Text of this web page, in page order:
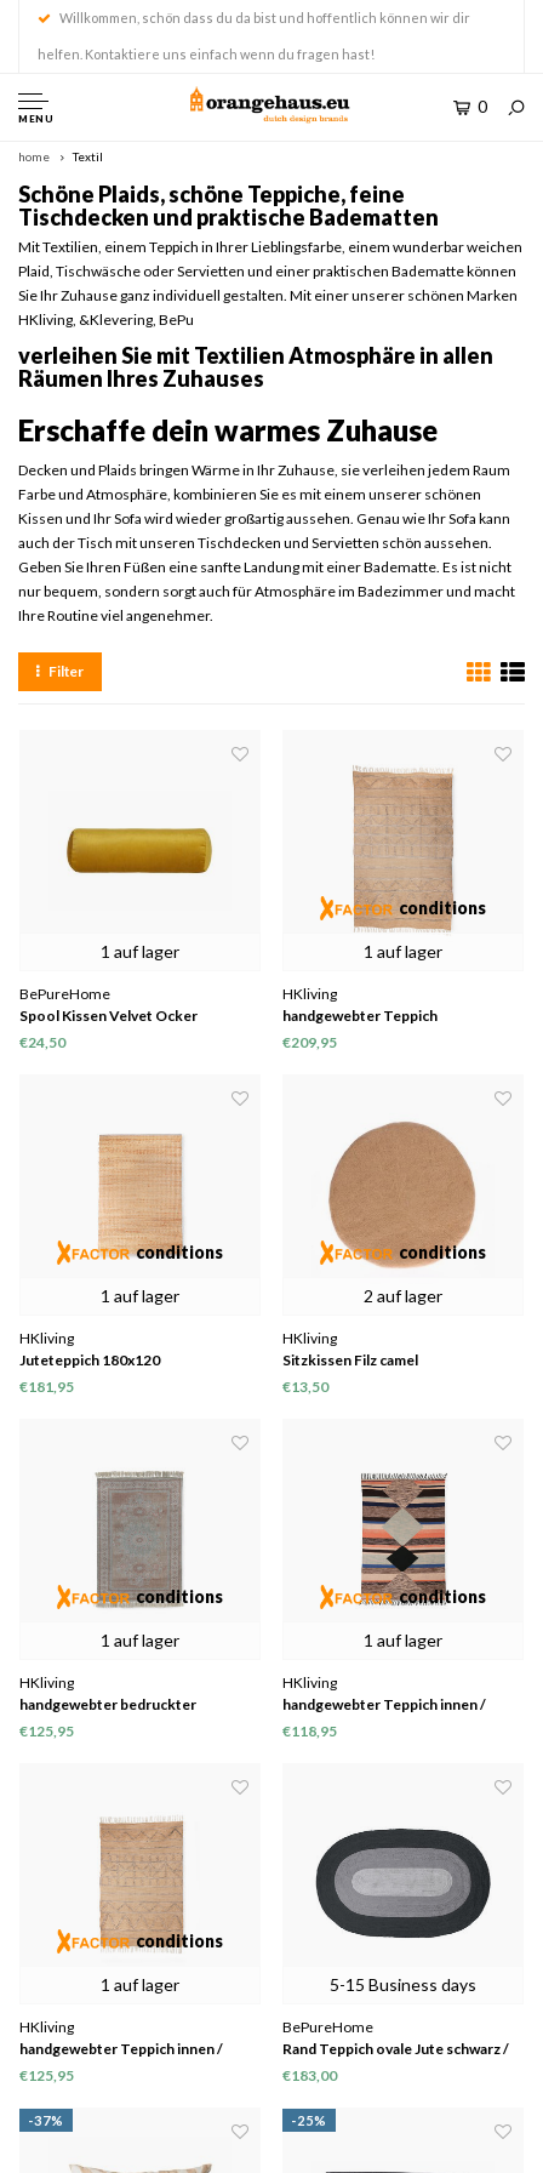
Willkommen, schön dass du da bist und hoffentlich können wir dir
helfen. Kontaktiere uns einfach wenn du fragen hast!
MENU
0
home Textil
Schöne Plaids, schöne Teppiche, feine
Tischdecken und praktische Badematten
Mit Textilien, einem Teppich in Ihrer Lieblingsfarbe, einem wunderbar weichen
Plaid, Tischwäsche oder Servietten und einer praktischen Badematte können
Sie Ihr Zuhause ganz individuell gestalten. Mit einer unserer schönen Marken
HKliving, &Klevering, BePu
verleihen Sie mit Textilien Atmosphäre in allen
Räumen Ihres Zuhauses
Erschaffe dein warmes Zuhause
Decken und Plaids bringen Wärme in Ihr Zuhause, sie verleihen jedem Raum
Farbe und Atmosphäre, kombinieren Sie es mit einem unserer schönen
Kissen und Ihr Sofa wird wieder großartig aussehen. Genau wie Ihr Sofa kann
auch der Tisch mit unseren Tischdecken und Servietten schön aussehen.
Geben Sie Ihren Füßen eine sanfte Landung mit einer Badematte. Es ist nicht
nur bequem, sondern sorgt auch für Atmosphäre im Badezimmer und macht
Ihre Routine viel angenehmer.
Filter
1 auf lager
BePureHome
Spool Kissen Velvet Ocker
€24,50
1 auf lager
conditions
HKliving
handgewebter Teppich
drinnen/draußen natur (150x240)
€209,95
1 auf lager
conditions
HKliving
Juteteppich 180x120
€181,95
2 auf lager
conditions
HKliving
Sitzkissen Filz camel
€13,50
1 auf lager
conditions
HKliving
handgewebter bedruckter
Indoor-/Outdoor-Teppich
€125,95
1 auf lager
conditions
HKliving
handgewebter Teppich innen /
außen mehrfarbig (120x180)
€118,95
1 auf lager
conditions
HKliving
handgewebter Teppich innen /
außen natürlich (120x180)
€125,95
5-15 Business days
BePureHome
Rand Teppich ovale Jute schwarz /
grau 170x300
€183,00
-37% -25%